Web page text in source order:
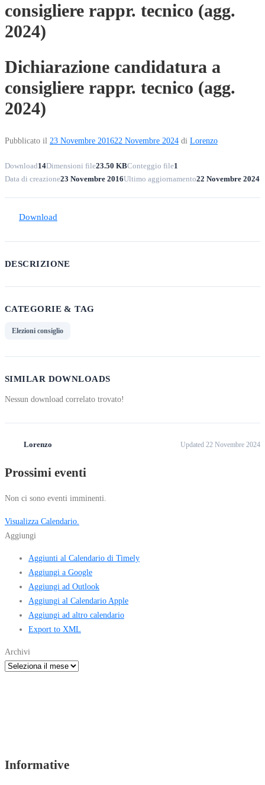
consigliere rappr. tecnico (agg.
2024)
Dichiarazione candidatura a
consigliere rappr. tecnico (agg.
2024)
Pubblicato il 23 Novembre 201622 Novembre 2024 di Lorenzo
Download14Dimensioni file23.50 KBConteggio file1
Data di creazione23 Novembre 2016Ultimo aggiornamento22 Novembre 2024
Download
DESCRIZIONE
CATEGORIE & TAG
Elezioni consiglio
SIMILAR DOWNLOADS
Nessun download correlato trovato!
Lorenzo Updated 22 Novembre 2024
Prossimi eventi
Non ci sono eventi imminenti.
Visualizza Calendario.
Aggiungi
Aggiunti al Calendario di Timely
Aggiungi a Google
Aggiungi ad Outlook
Aggiungi al Calendario Apple
Aggiungi ad altro calendario
Export to XML
Archivi
Informative